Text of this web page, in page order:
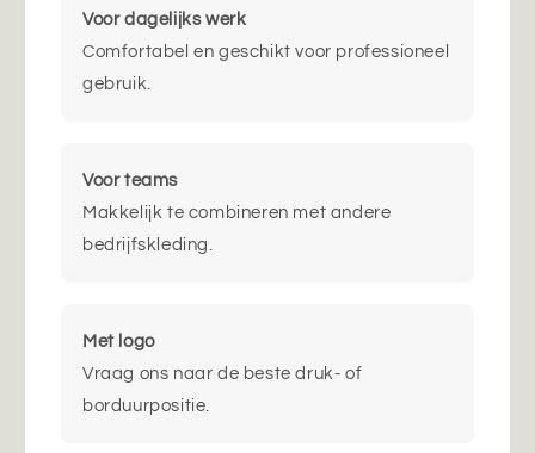
Voor dagelijks werk
Comfortabel en geschikt voor professioneel
gebruik.
Voor teams
Makkelijk te combineren met andere
bedrijfskleding.
Met logo
Vraag ons naar de beste druk- of
borduurpositie.